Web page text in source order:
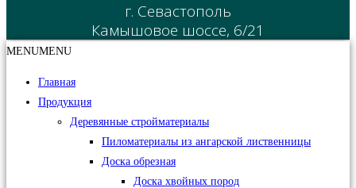
г. Севастополь
Камышовое шоссе, 6/21
MENUMENU
Главная
Продукция
Деревянные стройматериалы
Пиломатериалы из ангарской лиственницы
Доска обрезная
Доска хвойных пород